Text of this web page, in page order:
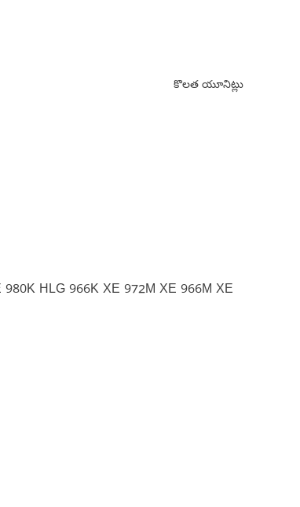
కొలత యూనిట్లు
HLG 966K XE 972M XE 966M XE